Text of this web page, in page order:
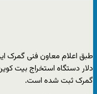
دلار دستگاه استخراج بیت
گمرک ثبت شده است.